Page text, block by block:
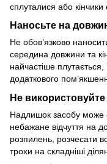
сплуталися або
Наносьте на
Не обов’язково
середина довжини та
найчастіше
додаткового
Не використовуйте
Надлишок засобу може
небажане відчуття на
розпилень, розчесати
трохи на складніші